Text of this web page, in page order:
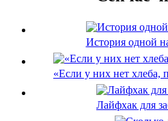
История одной
«Если у них нет хлеба,
Лайфхак для